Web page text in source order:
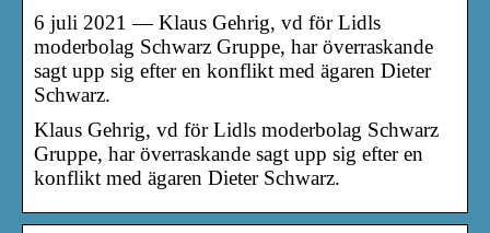
6 juli 2021 — Klaus Gehrig, vd för Lidls
moderbolag Schwarz Gruppe, har överraskande
sagt upp sig efter en konflikt med ägaren Dieter
Schwarz.
Klaus Gehrig, vd för Lidls moderbolag Schwarz
Gruppe, har överraskande sagt upp sig efter en
konflikt med ägaren Dieter Schwarz.